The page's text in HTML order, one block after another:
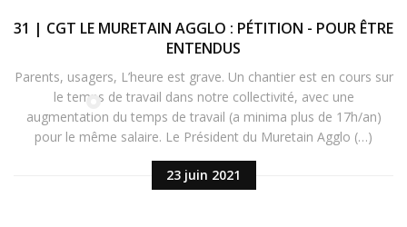
23 juin 2021
31 | CGT LE MURETAIN AGGLO : PÉTITION - POUR ÊTRE
ENTENDUS
Parents, usagers, L’heure est grave. Un chantier est en cours sur
le temps de travail dans notre collectivité, avec une
augmentation du temps de travail (a minima plus de 17h/an)
pour le même salaire. Le Président du Muretain Agglo (…)